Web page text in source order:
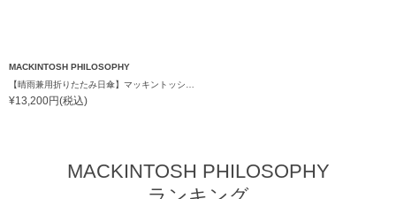
MACKINTOSH PHILOSOPHY
【晴雨兼用折りたたみ日傘】マッキントッシュ フィロソフィー (MACKINTOSH PHILOSOPHY)アンブレラモチーフ 雨の日OK 軽量 遮光100％ 遮熱 UV
¥13,200円(税込)
MACKINTOSH PHILOSOPHY